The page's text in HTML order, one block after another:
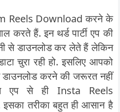
Reels Download करने के
करते हैं. इन थर्ड पार्टी एप की
से डाउनलोड कर लेते हैं लेकिन
चुरा रही हो. इसलिए आपको
डाउनलोड करने की जरूरत नहीं
एप से ही Insta Reels
तरीका बहुत ही आसान है